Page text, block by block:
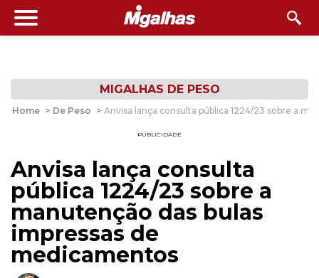
MIGALHAS DE PESO
Home > De Peso > Anvisa lança consulta pública 1224/23 sobre a
PUBLICIDADE
Anvisa lança consulta
pública 1224/23 sobre a
manutenção das bulas
impressas de
medicamentos